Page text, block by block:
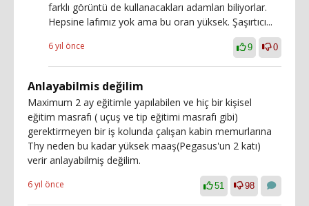
farklı görüntü de kullanacakları adamları biliyorlar.
Hepsine lafımız yok ama bu oran yüksek. Şaşırtıcı...
6 yıl önce 9 0
Anlayabilmis değilim
Maximum 2 ay eğitimle yapılabilen ve hiç bir kişisel
eğitim masrafı ( uçuş ve tip eğitimi masrafı gibi)
gerektirmeyen bir iş kolunda çalışan kabin memurlarına
Thy neden bu kadar yüksek maaş(Pegasus'un 2 katı)
verir anlayabilmiş değilim.
6 yıl önce 51 98